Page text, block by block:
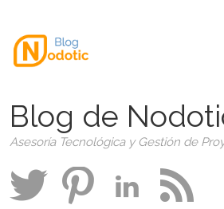
Blog de
Asesoría Tecnológica y Gestión de